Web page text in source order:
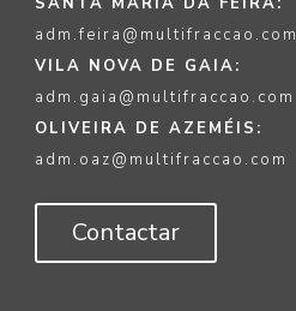
adm.feira@multifraccao.com
VILA NOVA DE GAIA:
adm.gaia@multifraccao.com
OLIVEIRA DE AZEMÉIS:
adm.oaz@multifraccao.com
Contactar